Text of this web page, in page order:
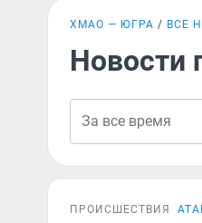
ХМАО — ЮГРА ВСЕ
Новости
ПРОИСШЕСТВИЯ